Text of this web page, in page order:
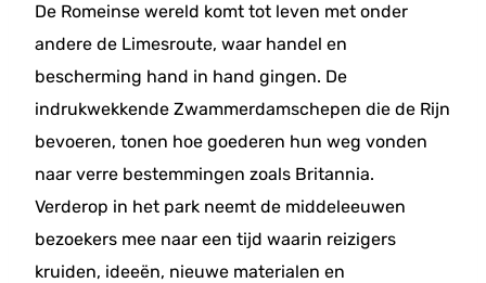
De Romeinse wereld komt tot leven met onder
andere de Limesroute, waar handel en
bescherming hand in hand gingen. De
indrukwekkende Zwammerdamschepen die de Rijn
bevoeren, tonen hoe goederen hun weg vonden
naar verre bestemmingen zoals Britannia.
Verderop in het park neemt de middeleeuwen
bezoekers mee naar een tijd waarin reizigers
kruiden, ideeën, nieuwe materialen en